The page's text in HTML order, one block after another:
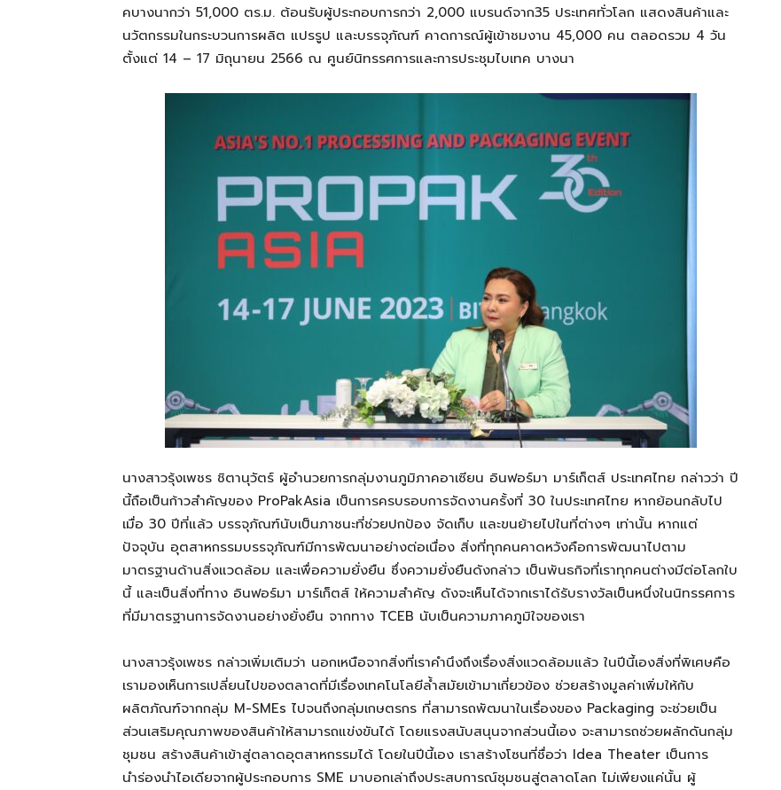
คบางนากว่า 51,000 ตร.ม. ต้อนรับผู้ประกอบการกว่า 2,000 แบรนด์จาก35 ประเทศทั่วโลก แสดงสินค้าและ
นวัตกรรมในกระบวนการผลิต แปรรูป และบรรจุภัณฑ์ คาดการณ์ผู้เข้าชมงาน 45,000 คน ตลอดรวม 4 วัน
ตั้งแต่ 14 – 17 มิถุนายน 2566 ณ ศูนย์นิทรรศการและการประชุมไบเทค บางนา
นางสาวรุ้งเพชร ชิตานุวัตร์ ผู้อำนวยการกลุ่มงานภูมิภาคอาเซียน อินฟอร์มา มาร์เก็ตส์ ประเทศไทย กล่าวว่า ปี
นี้ถือเป็นก้าวสำคัญของ ProPakAsia เป็นการครบรอบการจัดงานครั้งที่ 30 ในประเทศไทย หากย้อนกลับไป
เมื่อ 30 ปีที่แล้ว บรรจุภัณฑ์นับเป็นภาชนะที่ช่วยปกป้อง จัดเก็บ และขนย้ายไปในที่ต่างๆ เท่านั้น หากแต่
ปัจจุบัน อุตสาหกรรมบรรจุภัณฑ์มีการพัฒนาอย่างต่อเนื่อง สิ่งที่ทุกคนคาดหวังคือการพัฒนาไปตาม
มาตรฐานด้านสิ่งแวดล้อม และเพื่อความยั่งยืน ซึ่งความยั่งยืนดังกล่าว เป็นพันธกิจที่เราทุกคนต่างมีต่อโลกใบ
นี้ และเป็นสิ่งที่ทาง อินฟอร์มา มาร์เก็ตส์ ให้ความสำคัญ ดังจะเห็นได้จากเราได้รับรางวัลเป็นหนึ่งในนิทรรศการ
ที่มีมาตรฐานการจัดงานอย่างยั่งยืน จากทาง TCEB นับเป็นความภาคภูมิใจของเรา
นางสาวรุ้งเพชร กล่าวเพิ่มเติมว่า นอกเหนือจากสิ่งที่เราคำนึงถึงเรื่องสิ่งแวดล้อมแล้ว ในปีนี้เองสิ่งที่พิเศษคือ
เรามองเห็นการเปลี่ยนไปของตลาดที่มีเรื่องเทคโนโลยีล้ำสมัยเข้ามาเกี่ยวข้อง ช่วยสร้างมูลค่าเพิ่มให้กับ
ผลิตภัณฑ์จากกลุ่ม M-SMEs ไปจนถึงกลุ่มเกษตรกร ที่สามารถพัฒนาในเรื่องของ Packaging จะช่วยเป็น
ส่วนเสริมคุณภาพของสินค้าให้สามารถแข่งขันได้ โดยแรงสนับสนุนจากส่วนนี้เอง จะสามารถช่วยผลักดันกลุ่ม
ชุมชน สร้างสินค้าเข้าสู่ตลาดอุตสาหกรรมได้ โดยในปีนี้เอง เราสร้างโซนที่ชื่อว่า Idea Theater เป็นการ
นำร่องนำไอเดียจากผู้ประกอบการ SME มาบอกเล่าถึงประสบการณ์ชุมชนสู่ตลาดโลก ไม่เพียงแค่นั้น ผู้